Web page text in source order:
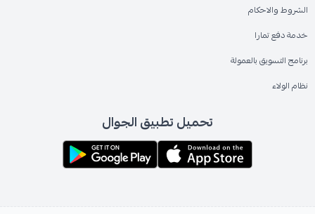
الشروط والاحكام
خدمة دفع تمارا
برنامج التسويق بالعمولة
نظام الولاء
تحميل تطبيق الجوال